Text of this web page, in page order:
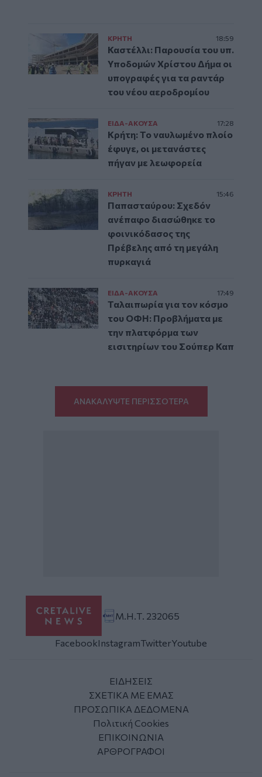
ΚΡΗΤΗ 18:59
Καστέλλι: Παρουσία του υπ.
Υποδομών Χρίστου Δήμα οι
υπογραφές για τα ραντάρ
του νέου αεροδρομίου
ΕΙΔΑ-ΑΚΟΥΣΑ 17:28
Κρήτη: Το ναυλωμένο πλοίο
έφυγε, οι μετανάστες
πήγαν με λεωφορεία
ΚΡΗΤΗ 15:46
Παπασταύρου: Σχεδόν
ανέπαφο διασώθηκε το
φοινικόδασος της
Πρέβελης από τη μεγάλη
πυρκαγιά
ΕΙΔΑ-ΑΚΟΥΣΑ 17:49
Ταλαιπωρία για τον κόσμο
του ΟΦΗ: Προβλήματα με
την πλατφόρμα των
εισιτηρίων του Σούπερ Καπ
ΑΝΑΚΑΛΥΨΤΕ ΠΕΡΙΣΣΟΤΕΡΑ
Μ.Η.Τ. 232065
FacebookInstagramTwitterYoutube
ΕΙΔΗΣΕΙΣ
ΣΧΕΤΙΚΑ ΜΕ ΕΜΑΣ
ΠΡΟΣΩΠΙΚΑ ΔΕΔΟΜΕΝΑ
Πολιτική Cookies
ΕΠΙΚΟΙΝΩΝΙΑ
ΑΡΘΡΟΓΡΑΦΟΙ